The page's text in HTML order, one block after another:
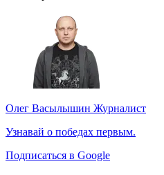
Олег Васылышин Журналист
Узнавай о победах первым.
Подписаться в Google